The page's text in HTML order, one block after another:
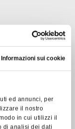
Informazioni sui cookie
ed annunci, per
il nostro
in cui utilizzi il
di analisi dei dati